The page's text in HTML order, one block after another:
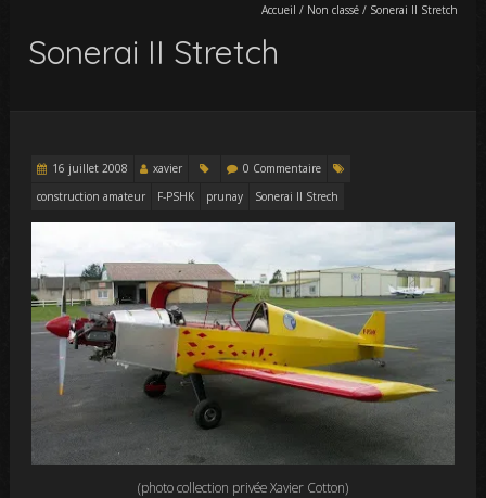
Accueil / Non classé/ Sonerai II Stretch
Sonerai II Stretch
16 juillet 2008 xavier
0 Commentaire
construction amateur
F-PSHK prunay Sonerai II Strech
(photo collection privée Xavier Cotton)